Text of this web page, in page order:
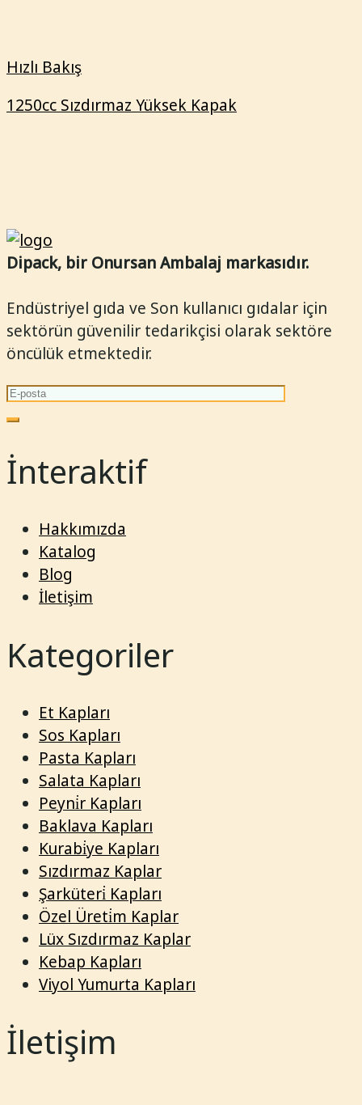
1250cc Sızdırmaz Yüksek Kapak
Dipack, bir Onursan Ambalaj markasıdır.
Endüstriyel gıda ve Son kullanıcı gıdalar için
sektörün güvenilir tedarikçisi olarak sektöre
öncülük etmektedir.
İnteraktif
Hakkımızda
Katalog
Blog
İletişim
Kategoriler
Et Kapları
Sos Kapları
Pasta Kapları
Salata Kapları
Peyni̇r Kapları
Baklava Kapları
Kurabi̇ye Kapları
Sızdırmaz Kaplar
Şarküteri̇ Kapları
Özel Üreti̇m Kaplar
Lüx Sızdırmaz Kaplar
Kebap Kapları
Viyol Yumurta Kapları
İletişim